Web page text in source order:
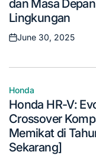
dan Masa
Lingkungan
Posted
June 30, 2025
Posted
in
Honda
Honda HR-V:
Crossover
Memikat di
Sekarang]